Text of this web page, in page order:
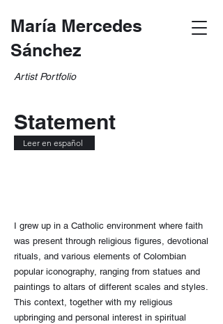
María Mercedes
Sánchez
Artist Portfolio
Statement
Leer en español
I grew up in a Catholic environment where faith
was present through religious figures, devotional
rituals, and various elements of Colombian
popular iconography, ranging from statues and
paintings to altars of different scales and styles.
This context, together with my religious
upbringing and personal interest in spiritual